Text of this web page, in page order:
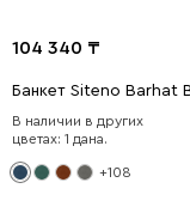
104 340
Банкет Siteno Barhat
В наличии в других
цветах: 1 дана.
+108